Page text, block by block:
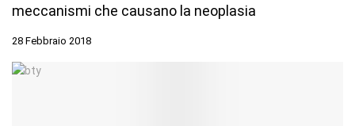
meccanismi che causano la neoplasia
28 Febbraio 2018